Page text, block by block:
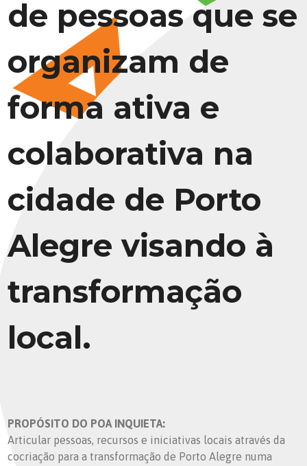
de pessoas que se
organizam de
forma ativa e
colaborativa na
cidade de Porto
Alegre visando à
transformação
local.
PROPÓSITO DO POA INQUIETA:
Articular pessoas, recursos e iniciativas locais através da
cocriação para a transformação de Porto Alegre numa